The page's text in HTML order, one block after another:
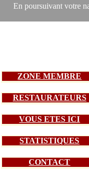
En poursuivant votre
ZONE MEMBRE
RESTAURATEURS
VOUS ETES ICI
STATISTIQUES
CONTACT